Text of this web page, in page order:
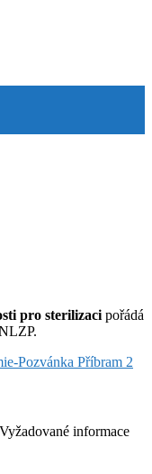
pro sterilizaci pořádá
Pozvánka Příbram 2
Vyžadované informace